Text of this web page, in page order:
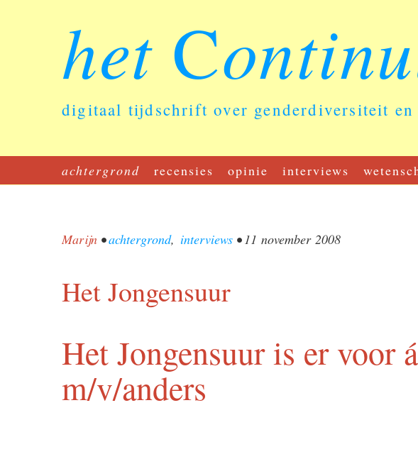
het C
digitaal tijdschrift over genderdiversiteit en
achtergrond recensies opinie interviews
Marijn •achtergrond, interviews•11 november 2008
Het Jongensuur
Het Jongensuur is er voor
m/v/anders